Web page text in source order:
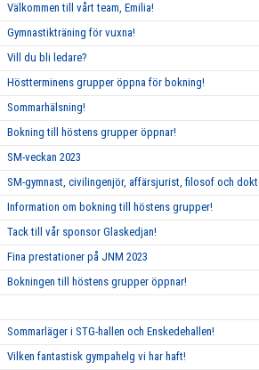
Välkommen till vårt team, Emilia!
Gymnastikträning för vuxna!
Vill du bli ledare?
Höstterminens grupper öppna för bokning!
Sommarhälsning!
Bokning till höstens grupper öppnar!
SM-veckan 2023
SM-gymnast, civilingenjör, affärsjurist, filosof och
Information om bokning till höstens grupper!
Tack till vår sponsor Glaskedjan!
Fina prestationer på JNM 2023
Bokningen till höstens grupper öppnar!
Sommarläger i STG-hallen och Enskedehallen!
Vilken fantastisk gympahelg vi har haft!